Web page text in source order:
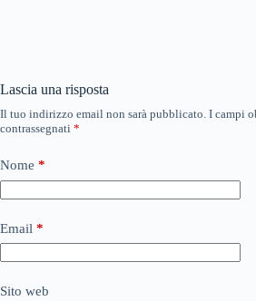
Lascia una risposta
Il tuo indirizzo email non sarà pubblicato. I campi
contrassegnati *
Nome *
Email *
Sito web